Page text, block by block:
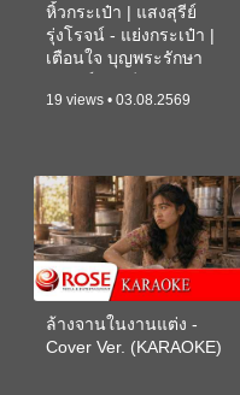
หิ้วกระเป๋า | แสงสุรีย์
รุ่งโรจน์ - แย่งกระเป๋า |
เตือนใจ บุญพระรักษา
19 views • 03.08.2569
ล้างจานในงานแต่ง -
Cover Ver. (KARAOKE)